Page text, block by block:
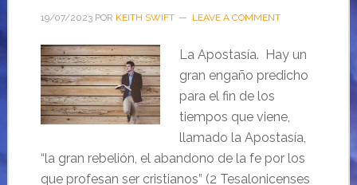
19/07/2023POR KEITH SWIFT LEAVE A COMMENT
La Apostasía. Hay un
gran engaño predicho
para el fin de los
tiempos que viene,
llamado la Apostasía,
“la gran rebelión, el abandono de la fe por los
que profesan ser cristianos” (2 Tesalonicenses